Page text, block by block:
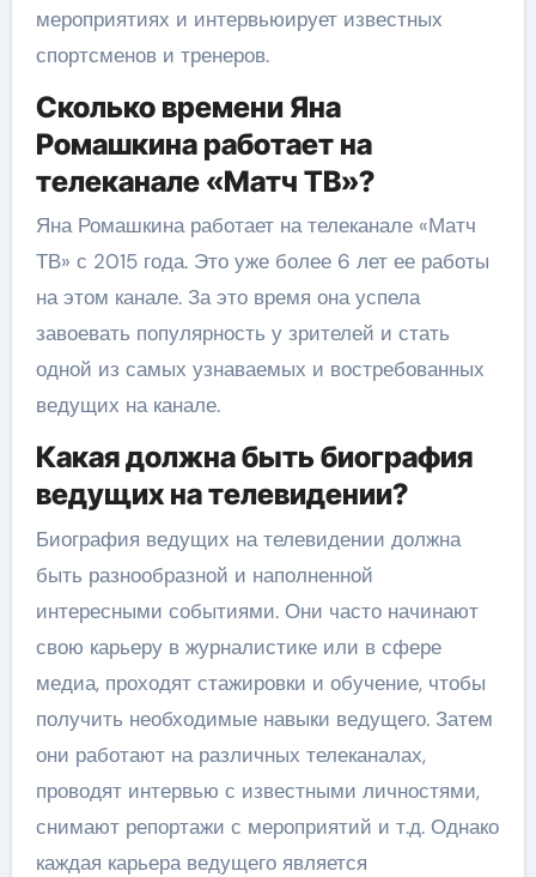
мероприятиях и интервьюирует известных
спортсменов и тренеров.
Сколько времени Яна
Ромашкина работает на
телеканале «Матч ТВ»?
Яна Ромашкина работает на телеканале «Матч
ТВ» с 2015 года. Это уже более 6 лет ее работы
на этом канале. За это время она успела
завоевать популярность у зрителей и стать
одной из самых узнаваемых и востребованных
ведущих на канале.
Какая должна быть биография
ведущих на телевидении?
Биография ведущих на телевидении должна
быть разнообразной и наполненной
интересными событиями. Они часто начинают
свою карьеру в журналистике или в сфере
медиа, проходят стажировки и обучение, чтобы
получить необходимые навыки ведущего. Затем
они работают на различных телеканалах,
проводят интервью с известными личностями,
снимают репортажи с мероприятий и т.д. Однако
каждая карьера ведущего является